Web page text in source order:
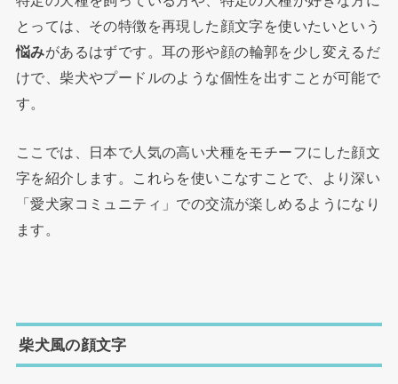
とっては、その特徴を再現した顔文字を使いたいという
悩みがあるはずです。耳の形や顔の輪郭を少し変えるだ
けで、柴犬やプードルのような個性を出すことが可能で
す。
ここでは、日本で人気の高い犬種をモチーフにした顔文
字を紹介します。これらを使いこなすことで、より深い
「愛犬家コミュニティ」での交流が楽しめるようになり
ます。
柴犬風の顔文字